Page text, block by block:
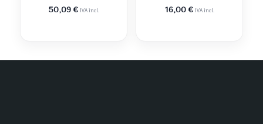
50,09€ IVA incl. 16,00€ IVA incl.